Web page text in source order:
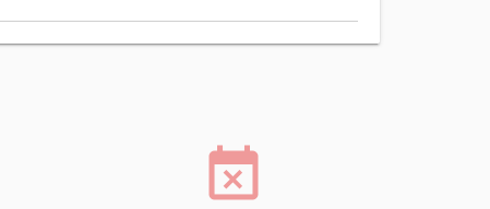
event_busy